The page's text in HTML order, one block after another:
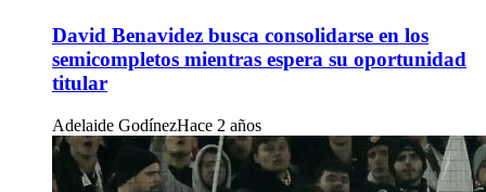
David Benavidez busca consolidarse en los
semicompletos mientras espera su oportunidad
titular
Adelaide GodínezHace 2 años